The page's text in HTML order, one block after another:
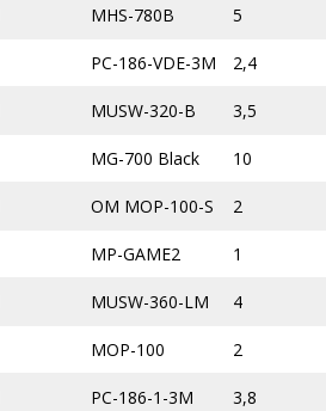
MHS-780B 5
PC-186-VDE-3M 2,4
MUSW-320-B 3,5
MG-700 Black 10
OM MOP-100-S 2
MP-GAME2 1
MUSW-360-LM 4
MOP-100 2
PC-186-1-3M 3,8